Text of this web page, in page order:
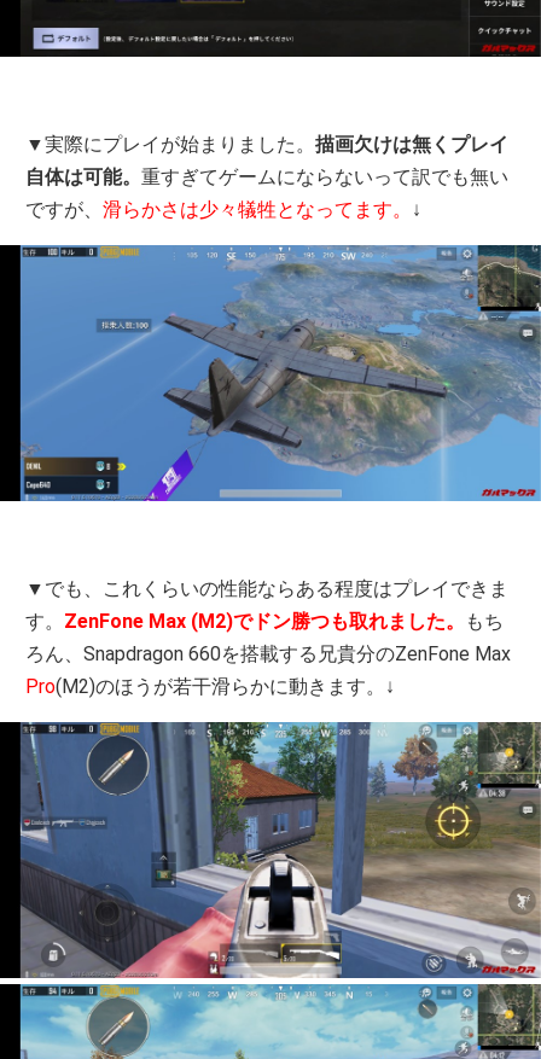
▼実際にプレイが始まりました。描画欠けは無くプレイ
自体は可能。重すぎてゲームにならないって訳でも無い
ですが、滑らかさは少々犠牲となってます。 ↓
▼でも、これくらいの性能ならある程度はプレイできま
す。 ZenFone Max (M2)でドン勝つも取れました。
もち
ろん、Snapdragon 660を搭載する兄貴分のZenFone Max
Pro(M2)のほうが若干滑らかに動きます。↓